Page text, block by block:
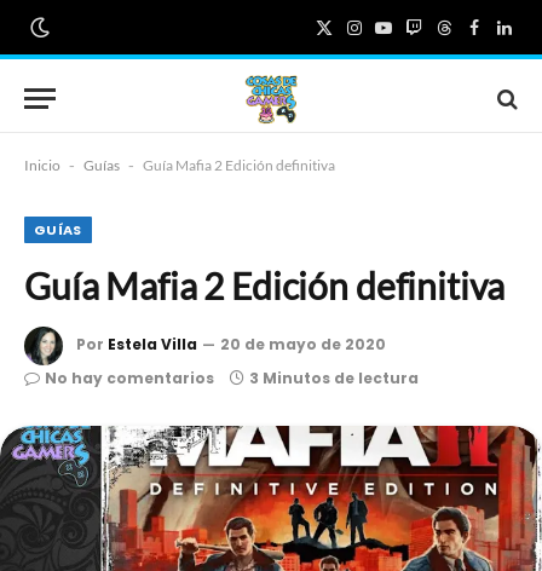
X
(Twitter)
Instagram
YouTube
TwitchThreads
Inicio - Guías - Guía Mafia 2 Edición definitiva
GUÍAS
Guía Mafia 2 Edición definitiva
Por Estela Villa
20 de mayo de 2020
No hay comentarios
3 Minutos de lectura